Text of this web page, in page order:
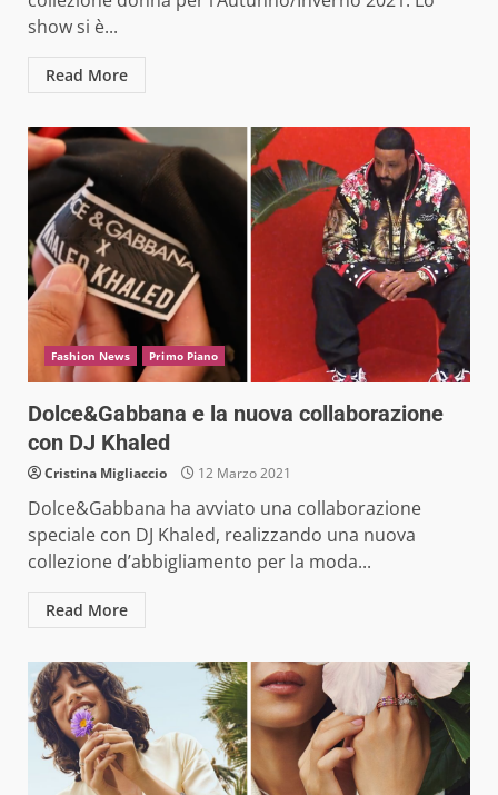
show si è...
Read More
Fashion News Primo Piano
Dolce&Gabbana e la nuova collaborazione
con DJ Khaled
Cristina Migliaccio 12 Marzo 2021
Dolce&Gabbana ha avviato una collaborazione
speciale con DJ Khaled, realizzando una nuova
collezione d’abbigliamento per la moda...
Read More